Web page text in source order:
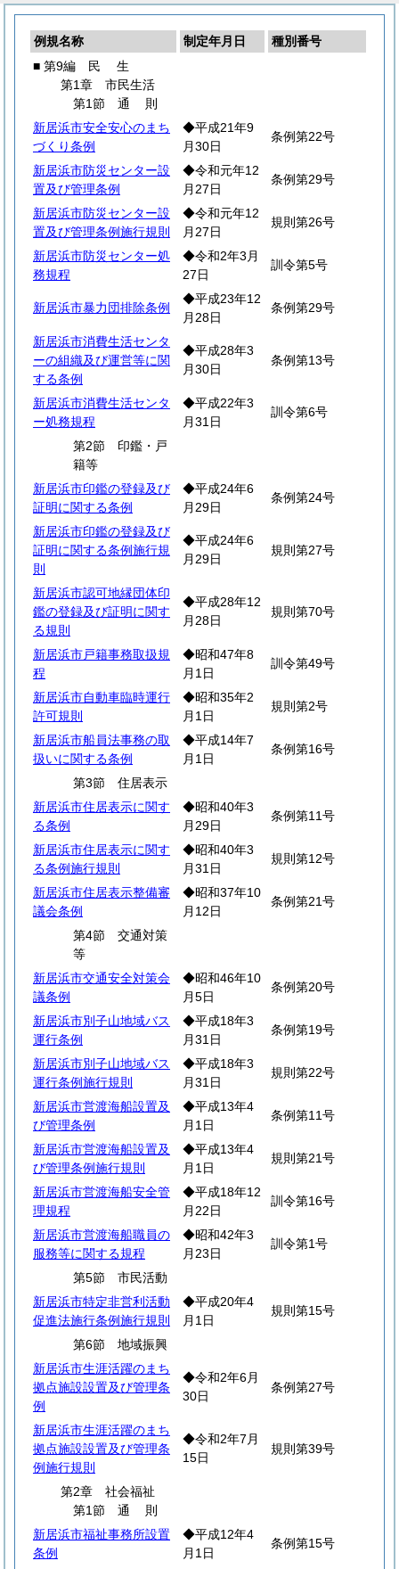
例規名称 制定年月日
種別番号
■ 第9編
民 生
第1章 市民生活
第1節 通 則
新居浜市安全安心のまち
づくり条例
◆平成21年9
月30日
条例第22号
新居浜市防災センター設
置及び管理条例
◆令和元年12
月27日
条例第29号
新居浜市防災センター設
置及び管理条例施行規則
◆令和元年12
月27日
規則第26号
新居浜市防災センター処
務規程
◆令和2年3月
27日
訓令第5号
新居浜市暴力団排除条例
◆平成23年12
月28日
条例第29号
新居浜市消費生活センタ
ーの組織及び運営等に関
する条例
◆平成28年3
月30日
条例第13号
新居浜市消費生活センタ
ー処務規程
◆平成22年3
月31日
訓令第6号
第2節 印鑑・戸
籍等
新居浜市印鑑の登録及び
証明に関する条例
◆平成24年6
月29日
条例第24号
新居浜市印鑑の登録及び
証明に関する条例施行規
則
◆平成24年6
月29日
規則第27号
新居浜市認可地縁団体印
鑑の登録及び証明に関す
る規則
◆平成28年12
月28日
規則第70号
新居浜市戸籍事務取扱規
程
◆昭和47年8
月1日
訓令第49号
新居浜市自動車臨時運行
許可規則
◆昭和35年2
月1日
規則第2号
新居浜市船員法事務の取
扱いに関する条例
◆平成14年7
月1日
条例第16号
第3節 住居表示
新居浜市住居表示に関す
る条例
◆昭和40年3
月29日
条例第11号
新居浜市住居表示に関す
る条例施行規則
◆昭和40年3
月31日
規則第12号
新居浜市住居表示整備審
議会条例
◆昭和37年10
月12日
条例第21号
第4節 交通対策
等
新居浜市交通安全対策会
議条例
◆昭和46年10
月5日
条例第20号
新居浜市別子山地域バス
運行条例
◆平成18年3
月31日
条例第19号
新居浜市別子山地域バス
運行条例施行規則
◆平成18年3
月31日
規則第22号
新居浜市営渡海船設置及
び管理条例
◆平成13年4
月1日
条例第11号
新居浜市営渡海船設置及
び管理条例施行規則
◆平成13年4
月1日
規則第21号
新居浜市営渡海船安全管
理規程
◆平成18年12
月22日
訓令第16号
新居浜市営渡海船職員の
服務等に関する規程
◆昭和42年3
月23日
訓令第1号
第5節 市民活動
新居浜市特定非営利活動
促進法施行条例施行規則
◆平成20年4
月1日
規則第15号
第6節 地域振興
新居浜市生涯活躍のまち
拠点施設設置及び管理条
例
◆令和2年6月
30日
条例第27号
新居浜市生涯活躍のまち
拠点施設設置及び管理条
例施行規則
◆令和2年7月
15日
規則第39号
第2章 社会福祉
第1節 通 則
新居浜市福祉事務所設置
条例
◆平成12年4
月1日
条例第15号